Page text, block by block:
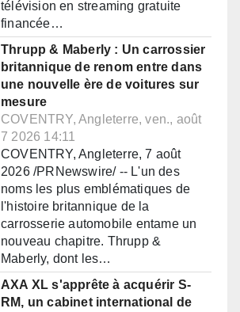
télévision en streaming gratuite
financée…
Thrupp & Maberly : Un carrossier
britannique de renom entre dans
une nouvelle ère de voitures sur
mesure
COVENTRY, Angleterre, ven., août
7 2026 14:11
COVENTRY, Angleterre, 7 août
2026 /PRNewswire/ -- L'un des
noms les plus emblématiques de
l'histoire britannique de la
carrosserie automobile entame un
nouveau chapitre. Thrupp &
Maberly, dont les…
AXA XL s'apprête à acquérir S-
RM, un cabinet international de